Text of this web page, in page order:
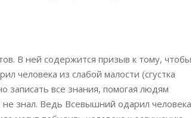
В ней содержится призыв к тому, чтобы
человека из слабой малости (сгустка
записать все знания, помогая людям
знал. Ведь Всевышний одарил человека